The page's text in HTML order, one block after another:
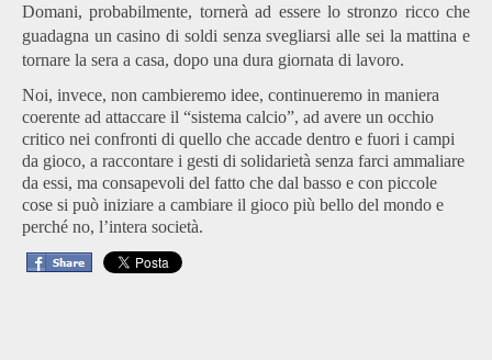
Domani, probabilmente, tornerà ad essere lo stronzo ricco che
guadagna un casino di soldi senza svegliarsi alle sei la mattina e
tornare la sera a casa, dopo una dura giornata di lavoro.
Noi, invece, non cambieremo idee, continueremo in maniera
coerente ad attaccare il “sistema calcio”, ad avere un occhio
critico nei confronti di quello che accade dentro e fuori i campi
da gioco, a raccontare i gesti di solidarietà senza farci ammaliare
da essi, ma consapevoli del fatto che dal basso e con piccole
cose si può iniziare a cambiare il gioco più bello del mondo e
perché no, l’intera società.